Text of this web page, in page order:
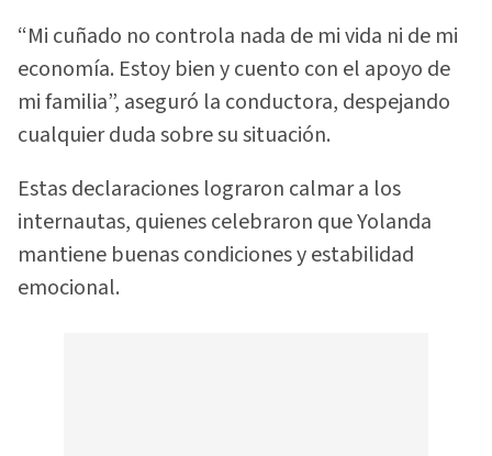
“Mi cuñado no controla nada de mi vida ni de mi
economía. Estoy bien y cuento con el apoyo de
mi familia”, aseguró la conductora, despejando
cualquier duda sobre su situación.
Estas declaraciones lograron calmar a los
internautas, quienes celebraron que Yolanda
mantiene buenas condiciones y estabilidad
emocional.